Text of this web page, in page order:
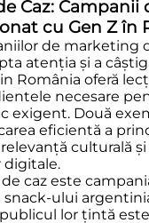
Caz: Campanii
cu Gen Z în
de marketing
atenția și a
România oferă
necesare
exigent. Două
eficientă a
culturală
digitale.
caz este
snack-ului
lor țintă